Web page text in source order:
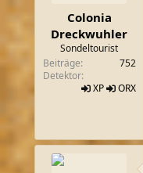
Colonia
Dreckwuhler
Sondeltourist
Beiträge
752
Detektor
XP
ORX